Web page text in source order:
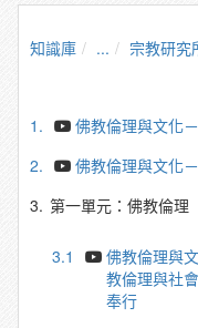
知識庫 ... 宗教研究
1.
佛教倫理與文化
2.
佛教倫理與文
3. 第一單元：佛教倫理
3.1
佛教倫理與
教倫理與社
奉行